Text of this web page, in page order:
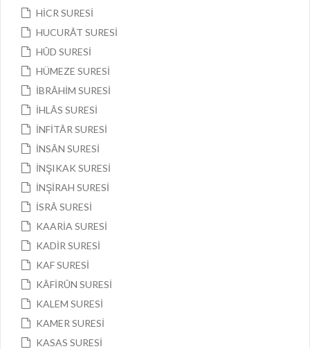
HİCR SURESİ
HUCURÂT SURESİ
HÛD SURESİ
HÜMEZE SURESİ
İBRÂHİM SURESİ
İHLÂS SURESİ
İNFİTÂR SURESİ
İNSÂN SURESİ
İNŞIKAK SURESİ
İNŞİRAH SURESİ
İSRÂ SURESİ
KAARİA SURESİ
KADİR SURESİ
KAF SURESİ
KÂFİRÛN SURESİ
KALEM SURESİ
KAMER SURESİ
KASAS SURESİ